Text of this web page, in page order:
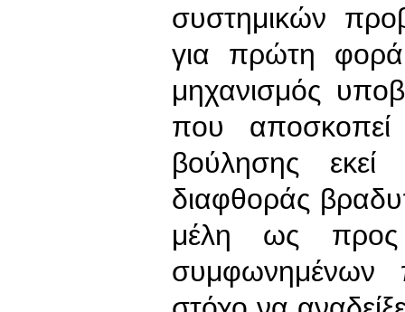
συστημικών
για πρώτη
μηχανισμός
που αποσκοπεί
βούλησης
διαφθοράς
μέλη ως προς
συμφωνημένων